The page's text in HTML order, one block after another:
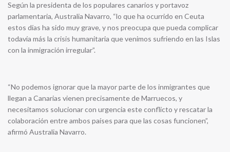
Según la presidenta de los populares canarios y portavoz
parlamentaria, Australia Navarro, “lo que ha ocurrido en Ceuta
estos días ha sido muy grave, y nos preocupa que pueda complicar
todavía más la crisis humanitaria que venimos sufriendo en las Islas
con la inmigración irregular”.
“No podemos ignorar que la mayor parte de los inmigrantes que
llegan a Canarias vienen precisamente de Marruecos, y
necesitamos solucionar con urgencia este conflicto y rescatar la
colaboración entre ambos países para que las cosas funcionen”,
afirmó Australia Navarro.